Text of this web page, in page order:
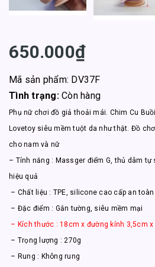
650.000₫
Mã sản phẩm: DV37F
Tình trạng: Còn hàng
Phụ nữ chơi đồ giả thoải mái. Chim Cu
Lovetoy siêu mềm tuột da như thật. Đồ
cho nam và nữ
– Tính năng : Massger điểm G, thủ dâm
hiệu quả
– Chất liệu : TPE, silicone cao cấp an
– Đặc điểm : Gắn tường, siêu mềm mại
– Kích thước : 18cm x đường kính 3,5cm
– Trọng lượng : 270g
– Rung : Không rung